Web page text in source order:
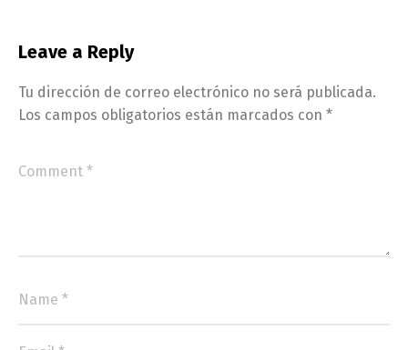
Leave a Reply
Tu dirección de correo electrónico no será publicada.
Los campos obligatorios están marcados con *